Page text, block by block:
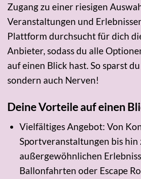
Zugang zu einer riesigen
Veranstaltungen und
Plattform durchsucht für dich
Anbieter, sodass du alle
auf einen Blick hast. So sparst
sondern auch Nerven!
Deine Vorteile auf einen
Vielfältiges Angebot: Von
Sportveranstaltungen bis hin
außergewöhnlichen
Ballonfahrten oder Escape